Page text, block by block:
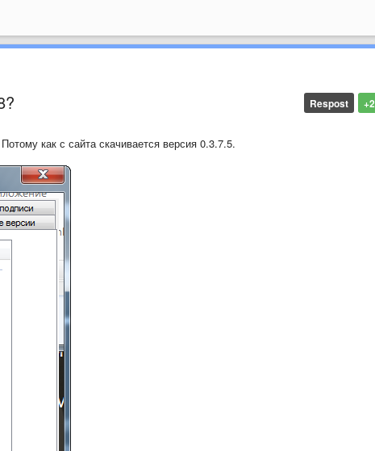
+2
Respost
как с сайта скачивается версия 0.3.7.5.